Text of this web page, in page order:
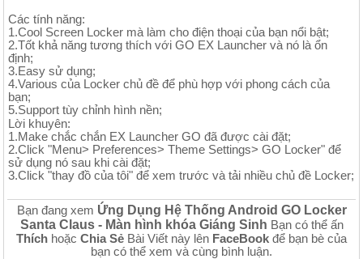
Các tính năng:
1.Cool Screen Locker mà làm cho điện thoại của bạn nổi bật;
2.Tốt khả năng tương thích với GO EX Launcher và nó là ổn
định;
3.Easy sử dụng;
4.Various của Locker chủ đề để phù hợp với phong cách của
bạn;
5.Support tùy chỉnh hình nền;
Lời khuyên:
1.Make chắc chắn EX Launcher GO đã được cài đặt;
2.Click "Menu> Preferences> Theme Settings> GO Locker" để
sử dụng nó sau khi cài đặt;
3.Click "thay đồ của tôi" để xem trước và tải nhiều chủ đề Locker;
Bạn đang xem Ứng Dụng Hệ Thống Android GO Locker
Santa Claus - Màn hình khóa Giáng Sinh Bạn có thể ấn
Thích hoặc Chia Sẻ Bài Viết này lên FaceBook để bạn bè của
bạn có thể xem và cùng bình luận.